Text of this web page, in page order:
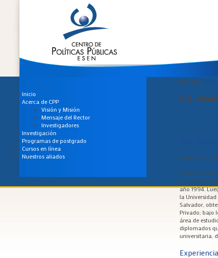
Inicio
Acerca de CPP
Visión y Misión
Mensaje del Rector
Investigadores
Investigación
Programas de postgrado
Cursos en línea
Nuestros aliados
Está aquí:
Dra.
Formación y
La Dra. Ana
en Ciencias
año 1994.
la
Salvador,
Privado; bajo
área de
diplomados
universitaria,